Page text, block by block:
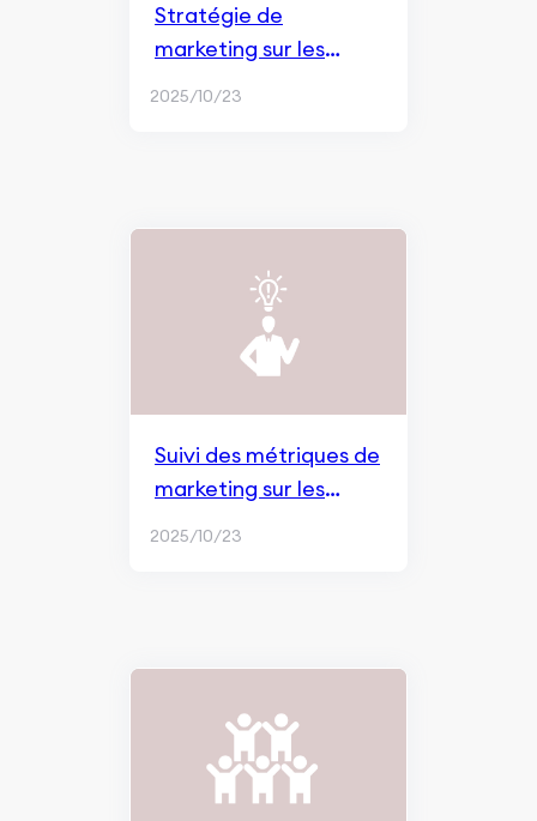
Stratégie de
marketing sur les
2025/10/23
Suivi des métriques de
marketing sur les
2025/10/23